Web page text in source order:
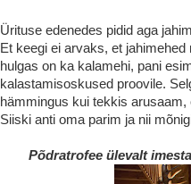
Ürituse edenedes pidid aga
Et keegi ei arvaks, et
hulgas on ka kalamehi, pani
kalastamisoskused proovile.
hämmingus kui tekkis arusaam,
Siiski anti oma parim ja nii
Põdratrofee ülevalt